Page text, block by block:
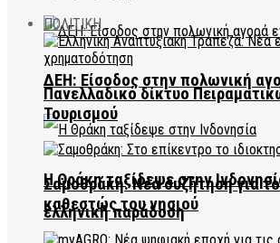
ΔΕΗ: Είσοδος στην πολωνική
Η Θράκη ταξίδεψε στην
ελληνική παράδοση
ΠΟΛΙΤΙΚΗ
Πανελλαδικό δίκτυο
Τουρισμού
Σαμοθράκη: Νέα συζήτηση για
καθεστώς του νησιού